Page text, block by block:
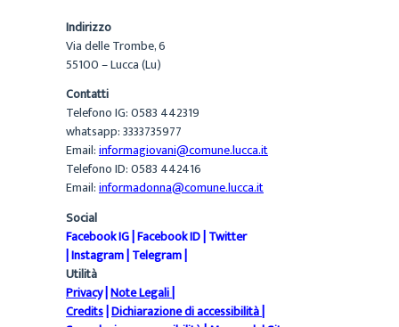
Indirizzo
Via delle Trombe, 6
55100 – Lucca (Lu)
Contatti
Telefono IG: 0583 442319
whatsapp: 3333735977
Email:informagiovani@comune.lucca.it
Telefono ID: 0583 442416
Email:informadonna@comune.lucca.it
Social
Facebook IG|Facebook ID|Twitter
|Instagram|Telegram|
Utilità
Privacy|Note Legali|
Credits|Dichiarazione di accessibilità|